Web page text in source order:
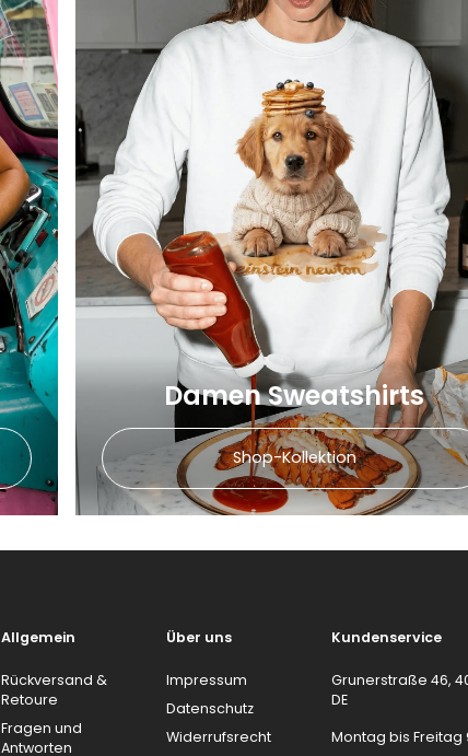
Damen Sweatshirts
Shop-Kollektion
Allgemein
Rückversand &
Retoure
Fragen und
Antworten
Über uns
Impressum
Datenschutz
Widerrufsrecht
Kundenservice
Grunerstraße 46,
DE
Montag bis Freitag